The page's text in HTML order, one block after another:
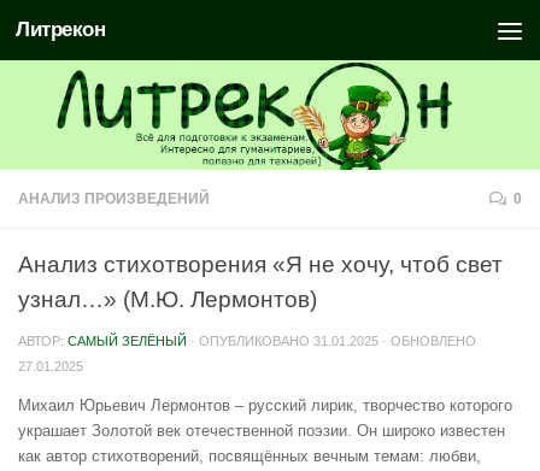
Литрекон
АНАЛИЗ ПРОИЗВЕДЕНИЙ 0
Анализ стихотворения «Я не хочу, чтоб свет
узнал…» (М.Ю. Лермонтов)
АВТОР: САМЫЙ ЗЕЛЁНЫЙ · ОПУБЛИКОВАНО 31.01.2025 · ОБНОВЛЕНО
27.01.2025
Михаил Юрьевич Лермонтов – русский лирик, творчество которого
украшает Золотой век отечественной поэзии. Он широко известен
как автор стихотворений, посвящённых вечным темам: любви,